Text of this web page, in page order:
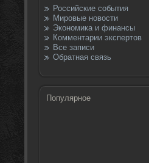
Российские события
Мировые новости
Экономика и финансы
Комментарии экспертов
Все записи
Обратная связь
Популярное